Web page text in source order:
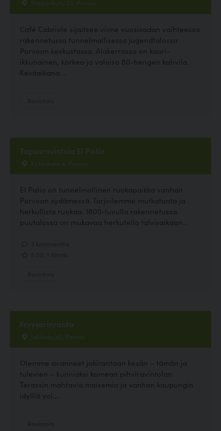
Piispankatu 30, Porvoo
Café Cabriole sijaitsee viime vuosisadan vaihteessa
rakennetussa tunnelmallisessa jugendtalossa
Porvoon keskustassa. Alakerrassa on kaari-
ikkunainen, korkea ja valoisa 80-hengen kahvila.
Kesäaikana...
Tapasravintola El Patio
Kirkkokatu 4, Porvoo
El Patio on tunnelmallinen ruokapaikka vanhan
Porvoon sydämessä. Tarjoilemme mutkatonta ja
herkullista ruokaa. 1800-luvulla rakennetussa
puutalossa on mukavaa herkutella talvisaikaan...
Fryysarinranta
Jokikatu 20, Porvoo
Olemme avanneet jokirantaan kesän – tämän ja
tulevien – kunniaksi komean pihviravintolan.
Terassin mahtavia maisemia ja vanhan kaupungin
idylliä voi...